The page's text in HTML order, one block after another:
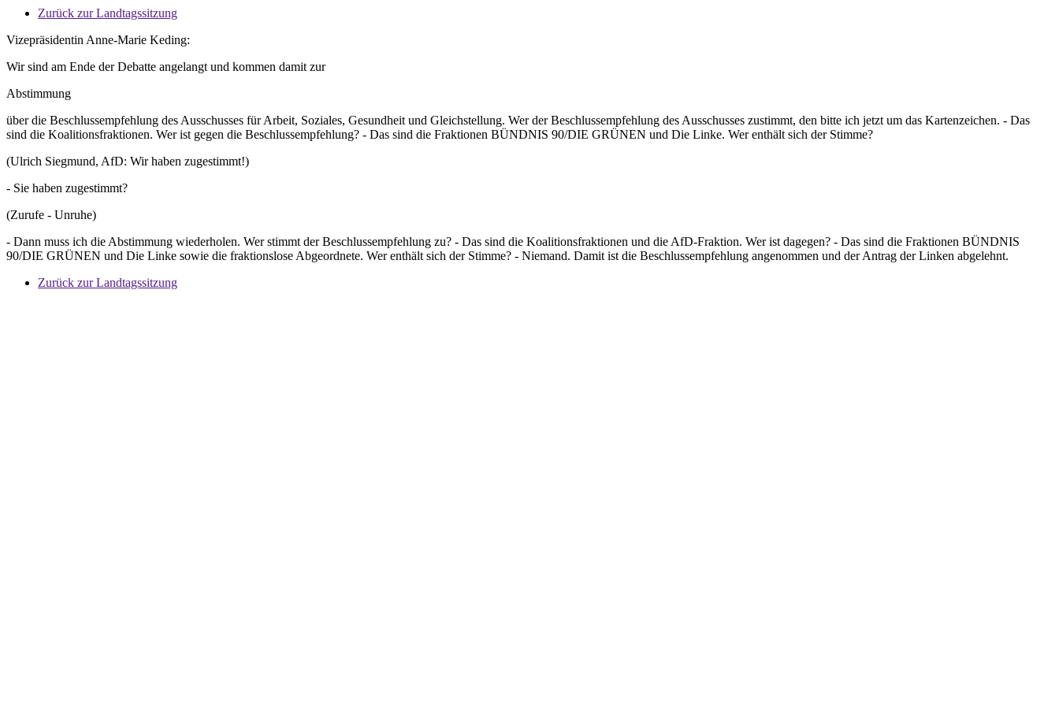
Zurück zur Landtagssitzung
Vizepräsidentin Anne-Marie Keding:
Wir sind am Ende der Debatte angelangt und kommen damit zur
Abstimmung
über die Beschlussempfehlung des Ausschusses für Arbeit, Soziales, Gesundheit und Gleichstellung. Wer der Beschlussempfehlung des Ausschusses zustimmt, den bitte ich jetzt um das Kartenzeichen. - Das
sind die Koalitionsfraktionen. Wer ist gegen die Beschlussempfehlung? - Das sind die Fraktionen BÜNDNIS 90/DIE GRÜNEN und Die Linke. Wer enthält sich der Stimme?
(Ulrich Siegmund, AfD: Wir haben zugestimmt!)
- Sie haben zugestimmt?
(Zurufe - Unruhe)
- Dann muss ich die Abstimmung wiederholen. Wer stimmt der Beschlussempfehlung zu? - Das sind die Koalitionsfraktionen und die AfD-Fraktion. Wer ist dagegen? - Das sind die Fraktionen BÜNDNIS
90/DIE GRÜNEN und Die Linke sowie die fraktionslose Abgeordnete. Wer enthält sich der Stimme? - Niemand. Damit ist die Beschlussempfehlung angenommen und der Antrag der Linken abgelehnt.
Zurück zur Landtagssitzung